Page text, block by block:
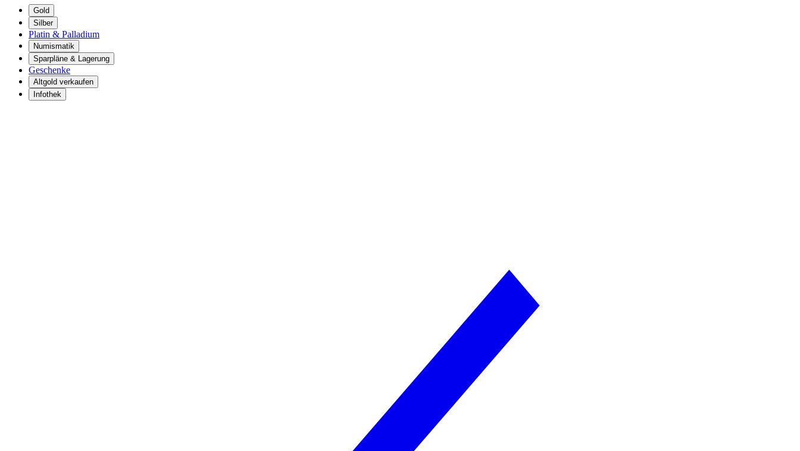
Gold
Silber
Platin & Palladium
Numismatik
Sparpläne & Lagerung
Geschenke
Altgold verkaufen
Infothek